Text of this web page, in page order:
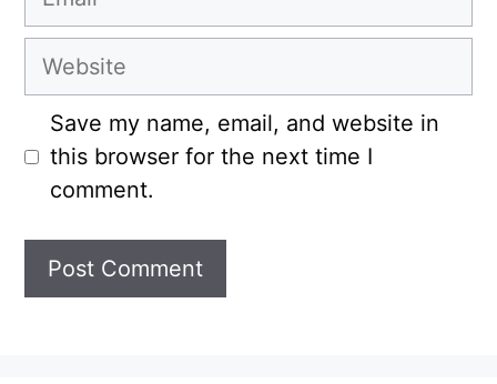
Website
Save my name, email, and website in
this browser for the next time I
comment.